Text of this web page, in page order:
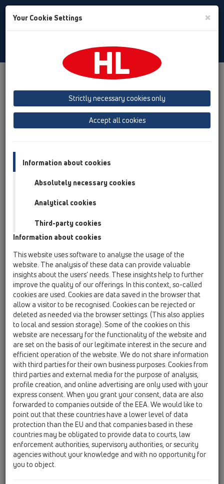
Toggle
Обзор продукта
05 Дизайн-душевые
Трапы для внутренних помещений
защита
HL510NC
05 Дизайн-душевые / Трапы для внутренних
Трап для внутренних помещений DN40/50
горизонтальный с полимербетонной
консолью CeraDrain, с насадкой KLICK-KLACK
121х121мм (нержавеющая сталь V4A)
115х115мм и с запахозапирающим
устройством. В комплекте:монтажная
заглушка и опоры консоли.
HL510NCK
05 Дизайн-душевые / Трапы для внутренних
помещений / Продукты / HL510NC / HL510NCK
Трап для внутренних помещений DN40/50
горизонтальный с полиметбетонной
консолью CeraDrain
HL540
05 Дизайн-душевые / Трапы для внутренних
помещений / Продукты / HL540 / HL540
Душевой трап "PRIMUS-DRAIN", в комплект
входит "СУХОЙ" сифон, гидроизоляционный
комплект для жидкой гидроизоляции,
Your Cookie Settings ×
Strictly necessary cookies only
Accept all cookies
Information about cookies
Absolutely necessary cookies
Analytical cookies
Third-party cookies
Information about cookies
This website uses software to analyse the usage of the
website. The analysis of these data can provide valuable
insights about the users’ needs. These insights help to further
improve the quality of our offerings. In this context, so-called
cookies are used. Cookies are data saved in the browser that
allow a visitor to be recognised. Cookies can be rejected or
deleted as needed via the browser settings. (This also applies
to local and session storage). Some of the cookies on this
website are necessary for the functionality of the website and
are set on the basis of our legitimate interest in the secure and
efficient operation of the website. We do not share information
with third parties for their own business purposes. Cookies from
third parties and external media for the purpose of analysis,
profile creation, and online advertising are only used with your
express consent. When you grant your consent, data are also
forwarded to companies outside of the EEA. We would like to
point out that these countries have a lower level of data
protection than the EU and that companies based in these
countries may be obligated to provide data to courts, law
enforcement authorities, supervisory authorities, or security
agencies without your knowledge and with no opportunity for
you to object.